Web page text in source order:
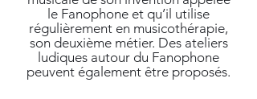
le Fanophone et qu’il utilise
régulièrement en musicothérapie,
son deuxième métier. Des ateliers
ludiques autour du Fanophone
peuvent également être proposés.